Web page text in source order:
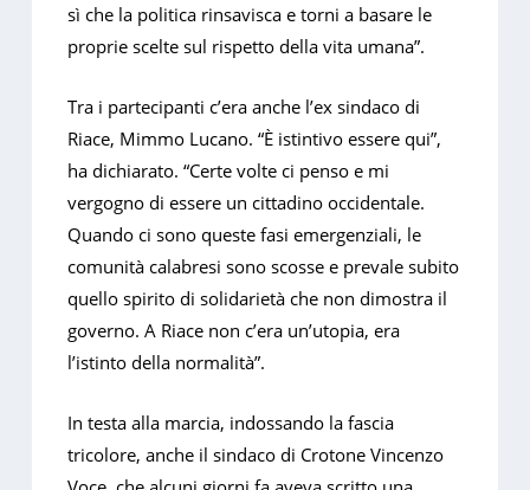
sì che la politica rinsavisca e torni a basare le
proprie scelte sul rispetto della vita umana”.
Tra i partecipanti c’era anche l’ex sindaco di
Riace, Mimmo Lucano. “È istintivo essere qui”,
ha dichiarato. “Certe volte ci penso e mi
vergogno di essere un cittadino occidentale.
Quando ci sono queste fasi emergenziali, le
comunità calabresi sono scosse e prevale subito
quello spirito di solidarietà che non dimostra il
governo. A Riace non c’era un’utopia, era
l’istinto della normalità”.
In testa alla marcia, indossando la fascia
tricolore, anche il sindaco di Crotone Vincenzo